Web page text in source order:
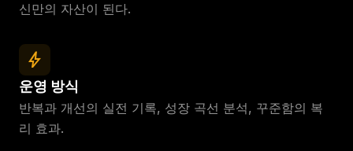
신만의 자산이 된다.
bolt
운영 방식
반복과 개선의 실전 기록, 성장 곡선 분석, 꾸준함의 복
리 효과.